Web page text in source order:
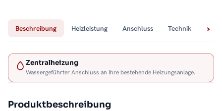
Beschreibung Heizleistung Anschluss Technik
Zentralheizung
Wassergeführter Anschluss an Ihre bestehende Heizungsanlage.
Produktbeschreibung